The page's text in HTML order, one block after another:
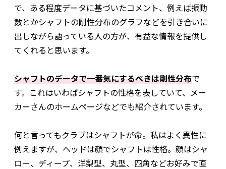
で、ある程度データに基づいたコメント、例えば振動
数とかシャフトの剛性分布のグラフなどを引き合いに
出しながら語っている人の方が、有益な情報を提供し
てくれると思います。
シャフトのデータで一番気にするべきは剛性分布で
す。これはいわばシャフトの性格を表していて、メー
カーさんのホームページなどでも紹介されています。
何と言ってもクラブはシャフトが命。私はよく異性に
例えますが、ヘッドは顔でシャフトは性格。顔はシャ
ロー、ディープ、洋梨型、丸型、四角などお好みで直